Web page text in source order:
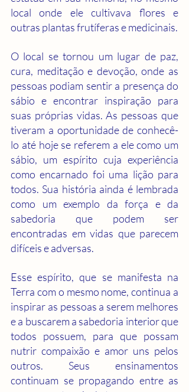
local onde ele cultivava flores e
outras plantas frutíferas e medicinais.
O local se tornou um lugar de paz,
cura, meditação e devoção, onde as
pessoas podiam sentir a presença do
sábio e encontrar inspiração para
suas próprias vidas. As pessoas que
tiveram a oportunidade de conhecê-
lo até hoje se referem a ele como um
sábio, um espírito cuja experiência
como encarnado foi uma lição para
todos. Sua história ainda é lembrada
como um exemplo da força e da
sabedoria que podem ser
encontradas em vidas que parecem
difíceis e adversas.
Esse espírito, que se manifesta na
Terra com o mesmo nome, continua a
inspirar as pessoas a serem melhores
e a buscarem a sabedoria interior que
todos possuem, para que possam
nutrir compaixão e amor uns pelos
outros. Seus ensinamentos
continuam se propagando entre as